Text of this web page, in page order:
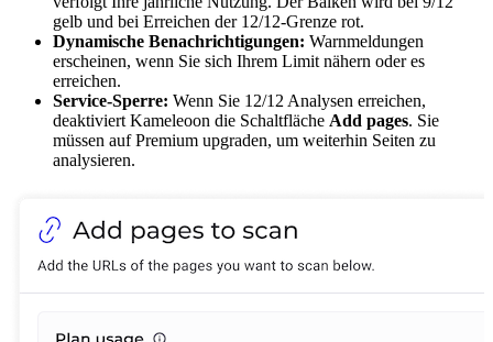
gelb und bei Erreichen der 12/12-Grenze rot.
Dynamische Benachrichtigungen: Warnmeldungen
erscheinen, wenn Sie sich Ihrem Limit nähern oder es
erreichen.
Service-Sperre: Wenn Sie 12/12 Analysen erreichen,
deaktiviert Kameleoon die Schaltfläche Add pages. Sie
müssen auf Premium upgraden, um weiterhin Seiten zu
analysieren.